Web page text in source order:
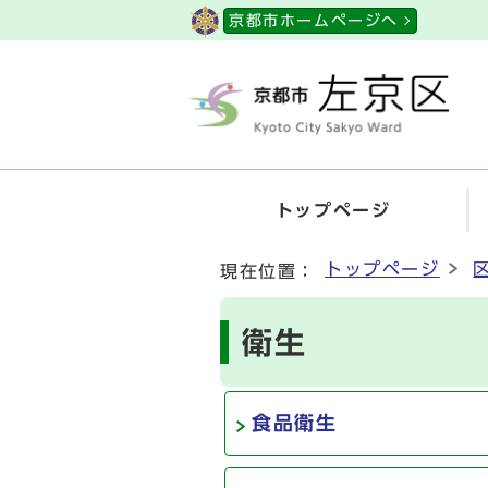
京都市ホームページへ
トップページ
現在位置： トップページ
衛生
食品衛生